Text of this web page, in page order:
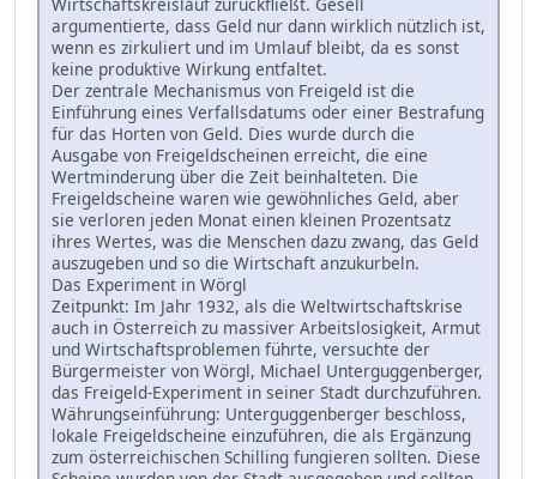
Wirtschaftskreislauf zurückfließt. Gesell
argumentierte, dass Geld nur dann wirklich nützlich ist,
wenn es zirkuliert und im Umlauf bleibt, da es sonst
keine produktive Wirkung entfaltet.
Der zentrale Mechanismus von Freigeld ist die
Einführung eines Verfallsdatums oder einer Bestrafung
für das Horten von Geld. Dies wurde durch die
Ausgabe von Freigeldscheinen erreicht, die eine
Wertminderung über die Zeit beinhalteten. Die
Freigeldscheine waren wie gewöhnliches Geld, aber
sie verloren jeden Monat einen kleinen Prozentsatz
ihres Wertes, was die Menschen dazu zwang, das Geld
auszugeben und so die Wirtschaft anzukurbeln.
Das Experiment in Wörgl
Zeitpunkt: Im Jahr 1932, als die Weltwirtschaftskrise
auch in Österreich zu massiver Arbeitslosigkeit, Armut
und Wirtschaftsproblemen führte, versuchte der
Bürgermeister von Wörgl, Michael Unterguggenberger,
das Freigeld-Experiment in seiner Stadt durchzuführen.
Währungseinführung: Unterguggenberger beschloss,
lokale Freigeldscheine einzuführen, die als Ergänzung
zum österreichischen Schilling fungieren sollten. Diese